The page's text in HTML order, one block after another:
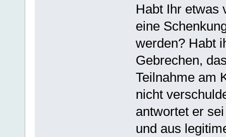
Habt Ihr etwas
eine
werden? Habt
Gebrechen,
Teilnahme am
nicht
antwortet er
und aus